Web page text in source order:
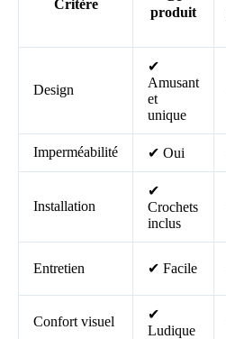
Critère
produit
Design
✔
Amusant
et
unique
Imperméabilité ✔ Oui
Installation
✔
Crochets
inclus
Entretien ✔ Facile
Confort visuel
✔
Ludique